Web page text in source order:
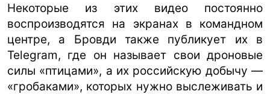
Некоторые из этих видео постоянно
воспроизводятся на экранах в командном
центре, а Бровди также публикует их в
Telegram, где он называет свои дроновые
силы «птицами», а их российскую добычу —
«гробаками», которых нужно выслеживать и